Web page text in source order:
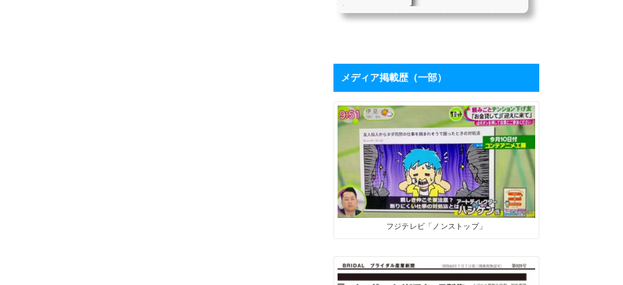
んに学ぶ「ブログ
たちにとって、「下請け仕
るために2017年7月から「フ
リーライターの働き方」を
メインテーマにした個人ブ
ログを開設しました。ソロ
で生きる人たちにとって、
ブログは最高の武器になり
ます。数字が伸びてくれ
ば、商品やサービスを売る
ためのプロモーションツー
ルになるうえに、広告収入
やアフィリエイト報酬も見
込めます。 そこで、月間28
万PVを誇るブロ...
メディア掲載歴（一部）
フジテレビ「ノンストップ」